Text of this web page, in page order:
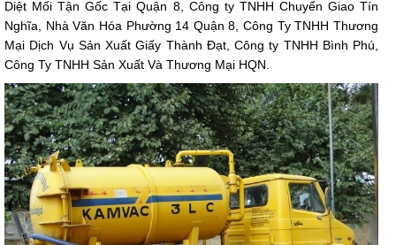
Diệt Mối Tận Gốc Tại Quận 8, Công ty TNHH Chuyển Giao Tín
Nghĩa, Nhà Văn Hóa Phường 14 Quận 8, Công Ty TNHH Thương
Mại Dịch Vụ Sản Xuất Giấy Thành Đạt, Công ty TNHH Bình Phú,
Công Ty TNHH Sản Xuất Và Thương Mại HQN.